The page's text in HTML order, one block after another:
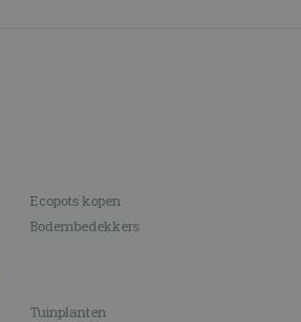
Ecopots kopen
Bodembedekkers
Tuinplanten